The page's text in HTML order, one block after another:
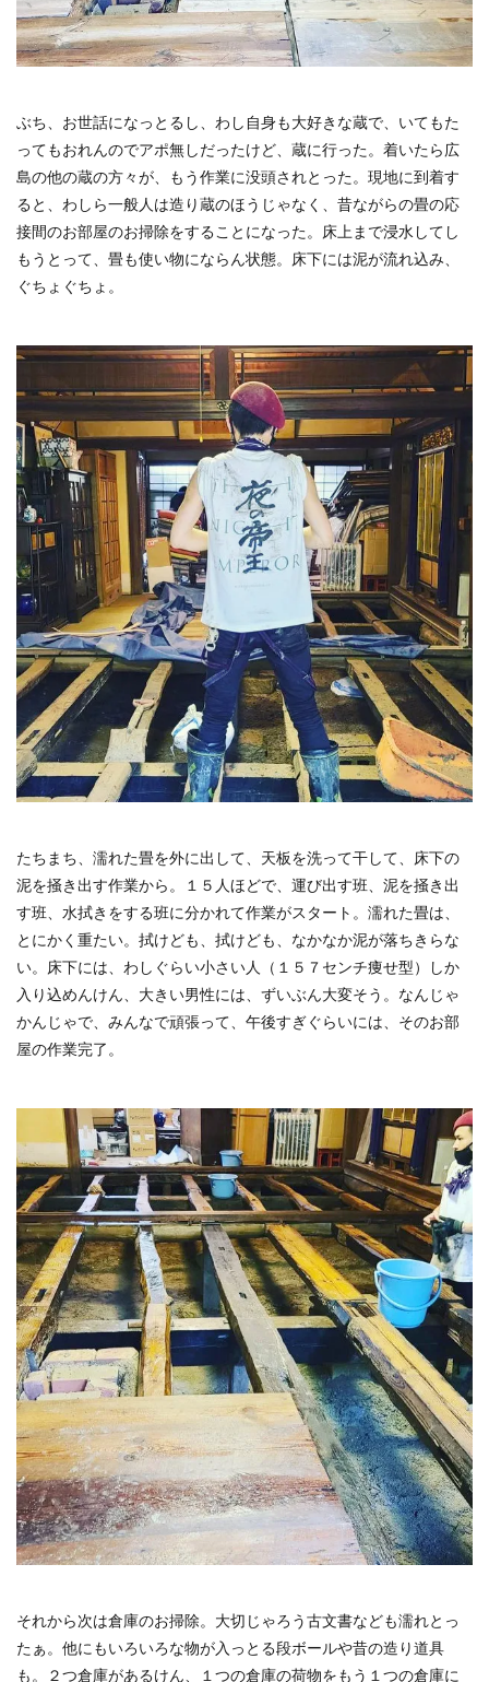
ぶち、お世話になっとるし、わし自身も大好きな蔵で、いてもた
ってもおれんのでアポ無しだったけど、蔵に行った。着いたら広
島の他の蔵の方々が、もう作業に没頭されとった。現地に到着す
ると、わしら一般人は造り蔵のほうじゃなく、昔ながらの畳の応
接間のお部屋のお掃除をすることになった。床上まで浸水してし
もうとって、畳も使い物にならん状態。床下には泥が流れ込み、
ぐちょぐちょ。
たちまち、濡れた畳を外に出して、天板を洗って干して、床下の
泥を掻き出す作業から。１５人ほどで、運び出す班、泥を掻き出
す班、水拭きをする班に分かれて作業がスタート。濡れた畳は、
とにかく重たい。拭けども、拭けども、なかなか泥が落ちきらな
い。床下には、わしぐらい小さい人（１５７センチ痩せ型）しか
入り込めんけん、大きい男性には、ずいぶん大変そう。なんじゃ
かんじゃで、みんなで頑張って、午後すぎぐらいには、そのお部
屋の作業完了。
それから次は倉庫のお掃除。大切じゃろう古文書なども濡れとっ
たぁ。他にもいろいろな物が入っとる段ボールや昔の造り道具
も。２つ倉庫があるけん、１つの倉庫の荷物をもう１つの倉庫に